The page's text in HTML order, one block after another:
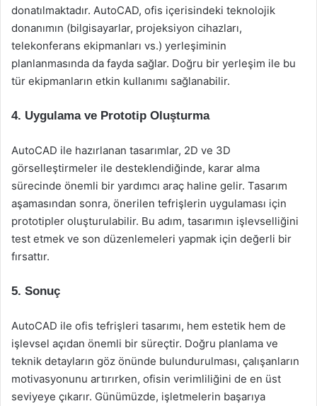
donatılmaktadır. AutoCAD, ofis içerisindeki teknolojik
donanımın (bilgisayarlar, projeksiyon cihazları,
telekonferans ekipmanları vs.) yerleşiminin
planlanmasında da fayda sağlar. Doğru bir yerleşim ile bu
tür ekipmanların etkin kullanımı sağlanabilir.
4. Uygulama ve Prototip Oluşturma
AutoCAD ile hazırlanan tasarımlar, 2D ve 3D
görselleştirmeler ile desteklendiğinde, karar alma
sürecinde önemli bir yardımcı araç haline gelir. Tasarım
aşamasından sonra, önerilen tefrişlerin uygulaması için
prototipler oluşturulabilir. Bu adım, tasarımın işlevselliğini
test etmek ve son düzenlemeleri yapmak için değerli bir
fırsattır.
5. Sonuç
AutoCAD ile ofis tefrişleri tasarımı, hem estetik hem de
işlevsel açıdan önemli bir süreçtir. Doğru planlama ve
teknik detayların göz önünde bulundurulması, çalışanların
motivasyonunu artırırken, ofisin verimliliğini de en üst
seviyeye çıkarır. Günümüzde, işletmelerin başarıya